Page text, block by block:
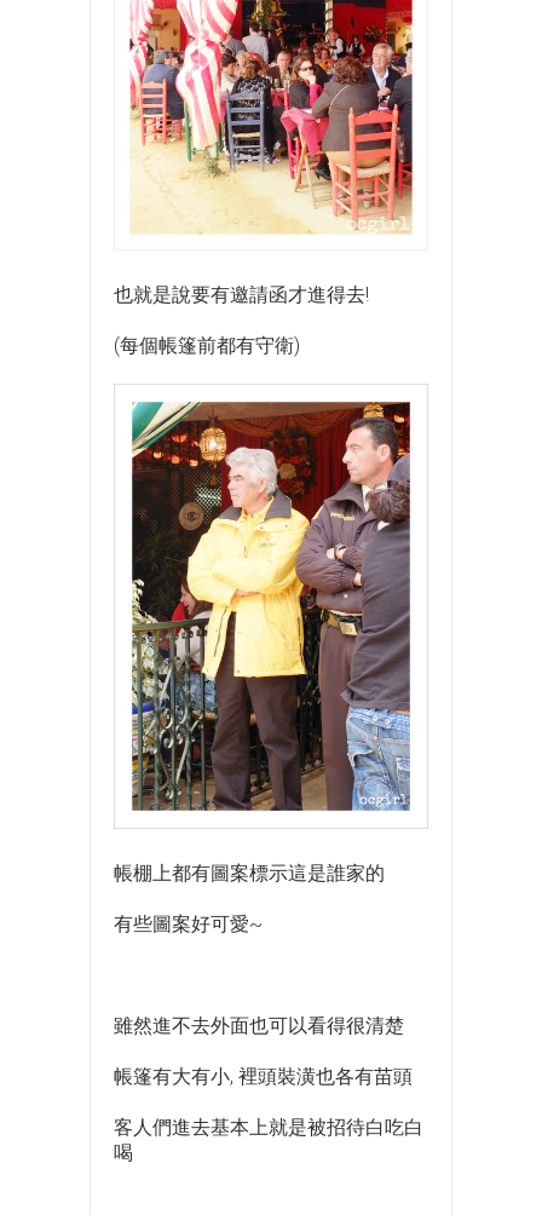
也就是說要有邀請函才進得去!
(每個帳篷前都有守衛)
帳棚上都有圖案標示這是誰家的
有些圖案好可愛~
雖然進不去外面也可以看得很清楚
帳篷有大有小, 裡頭裝潢也各有苗頭
客人們進去基本上就是被招待白吃白
喝